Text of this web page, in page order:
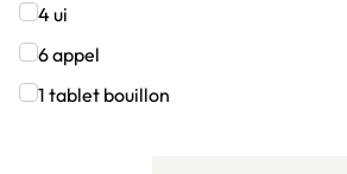
Klik om dit selectievakje aan te vinken
4 ui
Klik om dit selectievakje aan te vinken
6appel
Klik om dit selectievakje aan te vinken
1 tablet bouillon